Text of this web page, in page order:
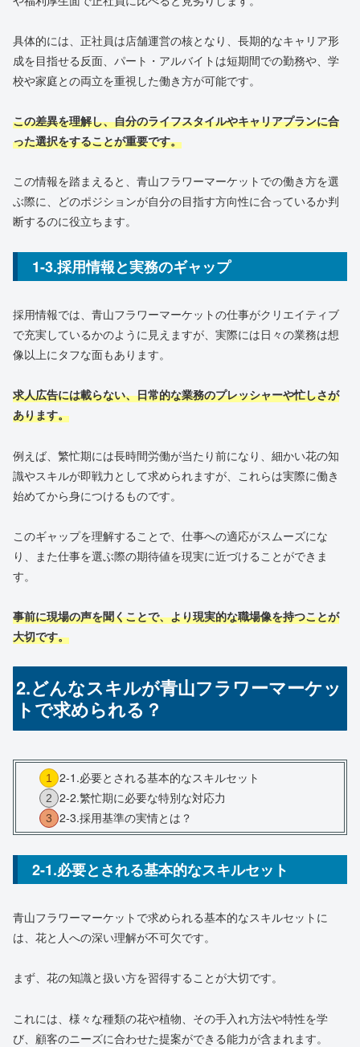
具体的には、正社員は店舗運営の核となり、長期的なキャリア形
成を目指せる反面、パート・アルバイトは短期間での勤務や、学
校や家庭との両立を重視した働き方が可能です。
この差異を理解し、自分のライフスタイルやキャリアプランに合
った選択をすることが重要です。
この情報を踏まえると、青山フラワーマーケットでの働き方を選
ぶ際に、どのポジションが自分の目指す方向性に合っているか判
断するのに役立ちます。
1-3.採用情報と実務のギャップ
採用情報では、青山フラワーマーケットの仕事がクリエイティブ
で充実しているかのように見えますが、実際には日々の業務は想
像以上にタフな面もあります。
求人広告には載らない、日常的な業務のプレッシャーや忙しさが
あります。
例えば、繁忙期には長時間労働が当たり前になり、細かい花の知
識やスキルが即戦力として求められますが、これらは実際に働き
始めてから身につけるものです。
このギャップを理解することで、仕事への適応がスムーズにな
り、また仕事を選ぶ際の期待値を現実に近づけることができま
す。
事前に現場の声を聞くことで、より現実的な職場像を持つことが
大切です。
2.どんなスキルが青山フラワーマーケッ
トで求められる？
2-1.必要とされる基本的なスキルセット
2-2.繁忙期に必要な特別な対応力
2-3.採用基準の実情とは？
2-1.必要とされる基本的なスキルセット
青山フラワーマーケットで求められる基本的なスキルセットに
は、花と人への深い理解が不可欠です。
まず、花の知識と扱い方を習得することが大切です。
これには、様々な種類の花や植物、その手入れ方法や特性を学
び、顧客のニーズに合わせた提案ができる能力が含まれます。